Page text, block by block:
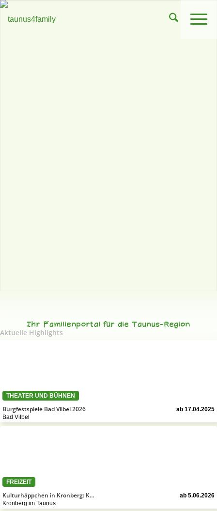
Ihr Familienportal für die Taunus-Region
Aktuelle Highlights
THEATER UND BÜHNEN
Burgfestspiele Bad Vilbel 2026
ab 17.04.2025
Bad Vilbel
FREIZEIT
Kulturhäppchen in Kronberg: K…
ab 5.06.2026
Kronberg im Taunus